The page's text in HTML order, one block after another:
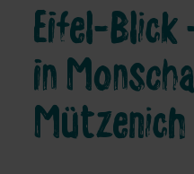
Eifel-Blick
in
Mützenich